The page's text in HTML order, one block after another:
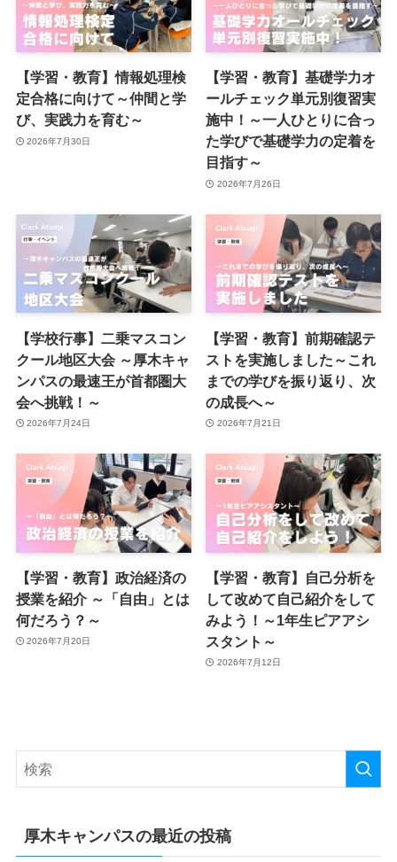
【学習・教育】情報処理検
定合格に向けて～仲間と学
び、実践力を育む～
2026年7月30日
【学習・教育】基礎学力オ
ールチェック単元別復習実
施中！～一人ひとりに合っ
た学びで基礎学力の定着を
目指す～
2026年7月26日
【学校行事】二乗マスコン
クール地区大会 ～厚木キャ
ンパスの最速王が首都圏大
会へ挑戦！～
2026年7月24日
【学習・教育】前期確認テ
ストを実施しました～これ
までの学びを振り返り、次
の成長へ～
2026年7月21日
【学習・教育】政治経済の
授業を紹介 ～「自由」とは
何だろう？～
2026年7月20日
【学習・教育】自己分析を
して改めて自己紹介をして
みよう！～1年生ピアアシ
スタント～
2026年7月12日
厚木キャンパスの最近の投稿